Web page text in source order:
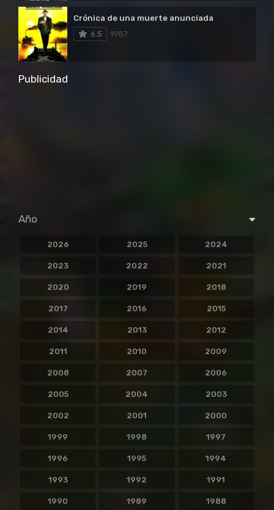
Crónica de una muerte anunciada
6.5
1987
Publicidad
Año
2026 2025 2024
2023 2022 2021
2020 2019 2018
2017 2016 2015
2014 2013 2012
2011 2010 2009
2008 2007 2006
2005 2004 2003
2002 2001 2000
1999 1998 1997
1996 1995 1994
1993 1992 1991
1990 1989 1988